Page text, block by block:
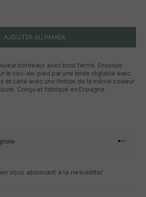
AJOUTER AU PANIER
bordeaux avec bout fermé. Encolure
le cou-de-pied par une bride réglable avec
et carré avec une finition de la même couleur
Conçu et fabriqué en Espagne.
Aller à
Aller à
Aller à
Aller
vous abonnant à la newsletter